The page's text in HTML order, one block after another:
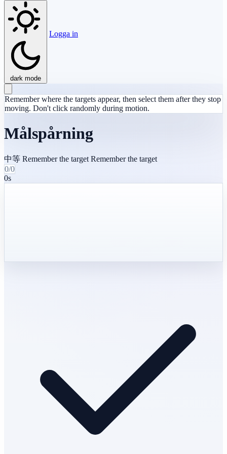
dark mode
Logga in
Remember where the targets appear, then select them after they stop
moving. Don't click randomly during motion.
Målspårning
中等 Remember the target Remember the target
0/0
0s